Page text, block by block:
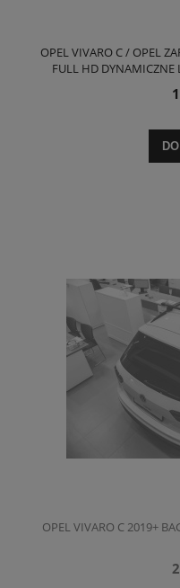
OPEL VIVARO C / OPEL
FULL HD DYNAMICZNE
OPEL VIVARO C 2019+